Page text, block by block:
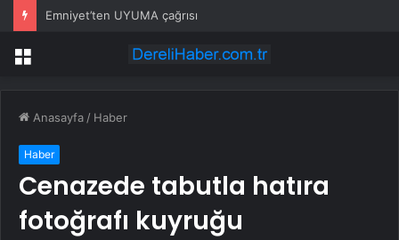
Emniyet’ten UYUMA çağrısı
Menü
Anasayfa / Haber
Haber
Cenazede tabutla hatıra
fotoğrafı kuyruğu